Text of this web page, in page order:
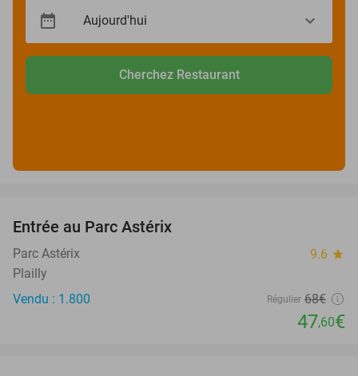
Cherchez Restaurant
Entrée au Parc Astérix
Parc Astérix 9.6 star
Plailly
Vendu : 1.800
Régulier 68€
47,60€